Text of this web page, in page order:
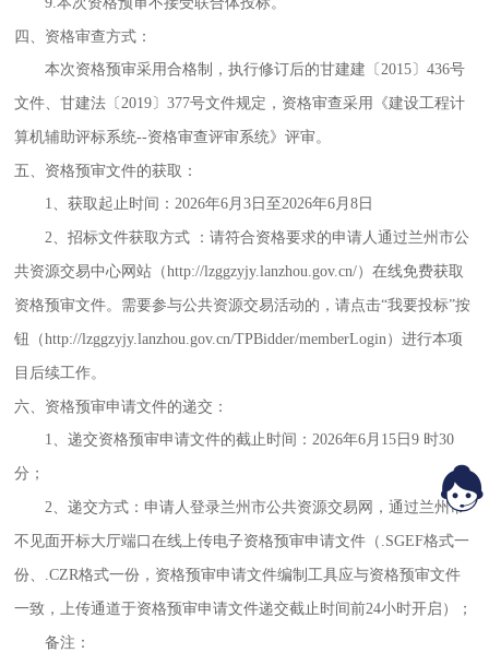
四、资格审查方式：
本次资格预审采用合格制，执行修订后的甘建建〔2015〕436号
文件、甘建法〔2019〕377号文件规定，资格审查采用《建设工程计
算机辅助评标系统--资格审查评审系统》评审。
五、资格预审文件的获取：
1、获取起止时间：2026年6月3 日至2026年6月8 日
2、招标文件获取方式 ：请符合资格要求的申请人通过兰州市公
共资源交易中心网站（http://lzggzyjy.lanzhou.gov.cn/）在线免费获取
资格预审文件。需要参与公共资源交易活动的，请点击“我要投标”按
钮（http://lzggzyjy.lanzhou.gov.cn/TPBidder/memberLogin）进行本项
目后续工作。
六、资格预审申请文件的递交：
1、递交资格预审申请文件的截止时间：2026年6月 15 日9 时30
分；
2、递交方式：申请人登录兰州市公共资源交易网，通过兰州市
不见面开标大厅端口在线上传电子资格预审申请文件（.SGEF格式一
份、.CZR格式一份，资格预审申请文件编制工具应与资格预审文件
一致，上传通道于资格预审申请文件递交截止时间前24小时开启）；
备注：